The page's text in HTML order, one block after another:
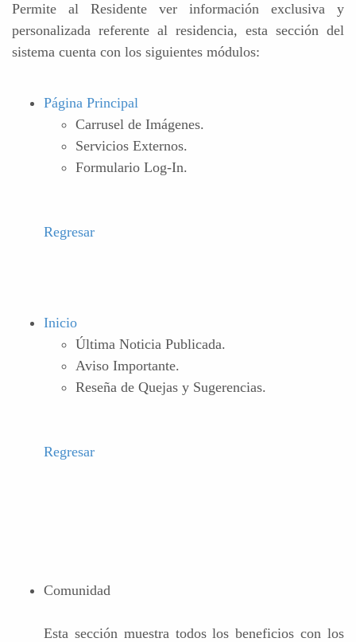
Permite al Residente ver información exclusiva y
personalizada referente al residencia, esta sección del
sistema cuenta con los siguientes módulos:
Página Principal
Carrusel de Imágenes.
Servicios Externos.
Formulario Log-In.
Regresar
Inicio
Última Noticia Publicada.
Aviso Importante.
Reseña de Quejas y Sugerencias.
Regresar
Comunidad
Esta sección muestra todos los beneficios con los